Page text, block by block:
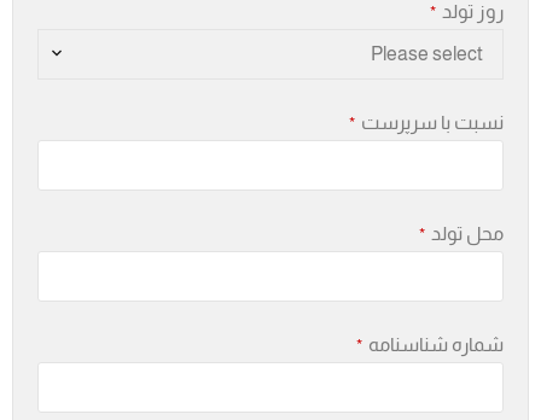
روز تولد *
Please select
نسبت با سرپرست *
محل تولد *
شماره شناسنامه *